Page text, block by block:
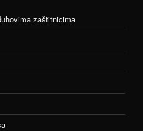
zaštitnicima